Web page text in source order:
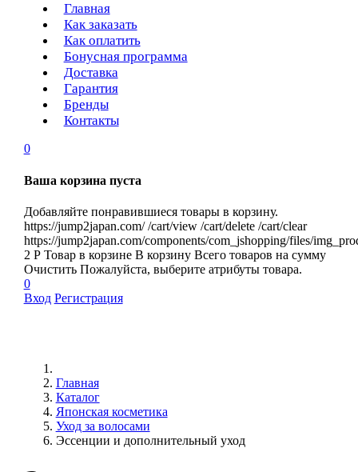
Главная
Как заказать
Как оплатить
Бонусная программа
Доставка
Гарантия
Бренды
Контакты
0
Ваша корзина пуста
Добавляйте понравившиеся товары в корзину.
https://jump2japan.com/ /cart/view /cart/delete /cart/clear
https://jump2japan.com/components/com_jshopping/files/
2 Р Товар в корзине В корзину Всего товаров на сумму
Очистить Пожалуйста, выберите атрибуты товара.
0
Вход Регистрация
Главная
Каталог
Японская косметика
Уход за волосами
Эссенции и дополнительный уход